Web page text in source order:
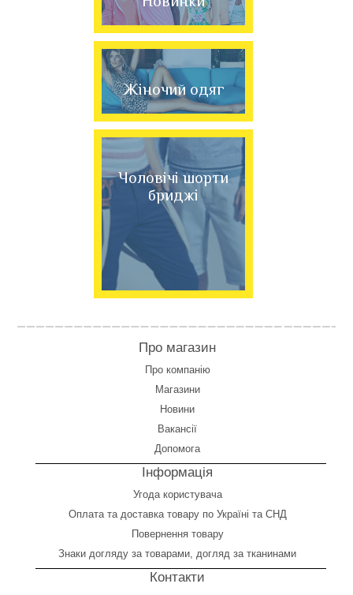
Жіночий одяг
Чоловічі шорти
бриджі
Про магазин
Про компанію
Магазини
Новини
Вакансії
Допомога
Інформація
Угода користувача
Оплата та доставка товару по Україні та СНД
Повернення товару
Знаки догляду за товарами, догляд за тканинами
Контакти